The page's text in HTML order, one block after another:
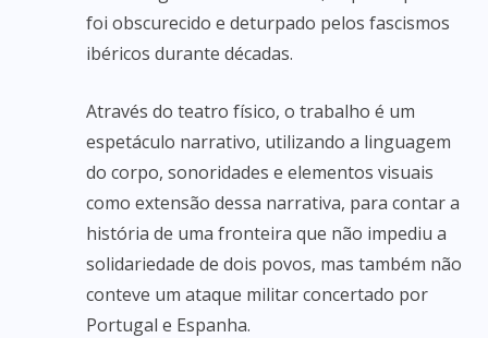
foi obscurecido e deturpado pelos fascismos
ibéricos durante décadas.
Através do teatro físico, o trabalho é um
espetáculo narrativo, utilizando a linguagem
do corpo, sonoridades e elementos visuais
como extensão dessa narrativa, para contar a
história de uma fronteira que não impediu a
solidariedade de dois povos, mas também não
conteve um ataque militar concertado por
Portugal e Espanha.